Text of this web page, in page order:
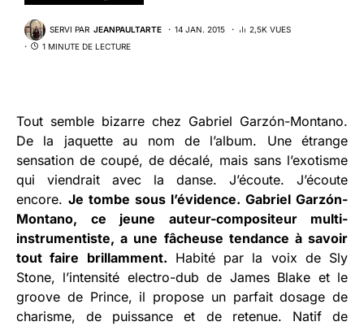
SERVI PAR JEANPAULTARTE 14 JAN. 2015
2,5K VUES
1 MINUTE DE LECTURE
Tout semble bizarre chez Gabriel Garzón-Montano.
De la jaquette au nom de l’album. Une étrange
sensation de coupé, de décalé, mais sans l’exotisme
qui viendrait avec la danse. J’écoute. J’écoute
encore. Je tombe sous l’évidence. Gabriel Garzón-
Montano, ce jeune auteur-compositeur multi-
instrumentiste, a une fâcheuse tendance à savoir
tout faire brillamment. Habité par la voix de Sly
Stone, l’intensité electro-dub de James Blake et le
groove de Prince, il propose un parfait dosage de
charisme, de puissance et de retenue. Natif de